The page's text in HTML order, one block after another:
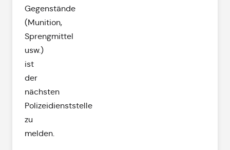
Gegenstände
(Munition,
Sprengmittel
usw.)
ist
der
nächsten
Polizeidienststelle
zu
melden.